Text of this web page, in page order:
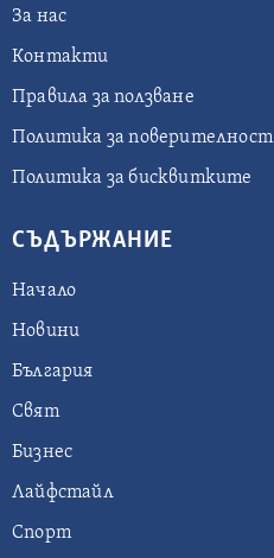
За нас
Контакти
Правила за ползване
Политика за поверителност
Политика за бисквитките
СЪДЪРЖАНИЕ
Начало
Новини
България
Свят
Бизнес
Лайфстайл
Спорт